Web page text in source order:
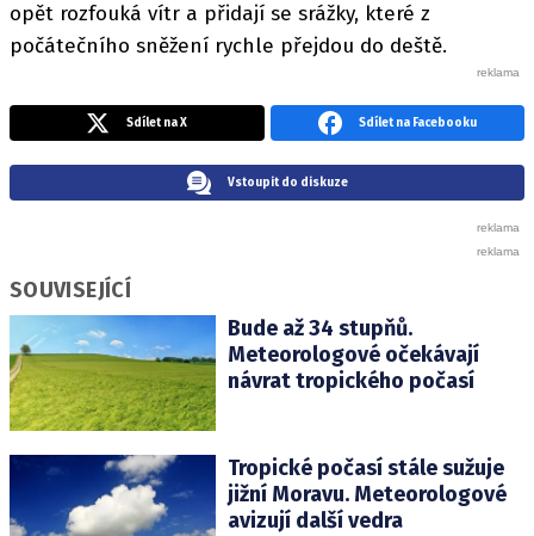
opět rozfouká vítr a přidají se srážky, které z
počátečního sněžení rychle přejdou do deště.
Sdílet na X Sdílet na Facebooku
Vstoupit do diskuze
SOUVISEJÍCÍ
Bude až 34 stupňů.
Meteorologové očekávají
návrat tropického počasí
Tropické počasí stále sužuje
jižní Moravu. Meteorologové
avizují další vedra